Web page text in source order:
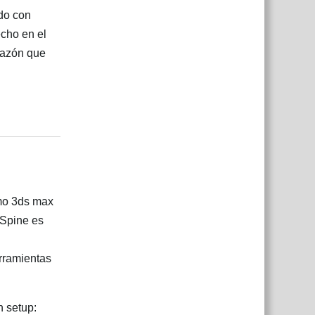
con
en el
que
3ds max
es
setup: